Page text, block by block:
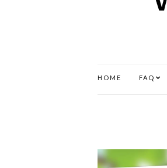
HOME FAQ